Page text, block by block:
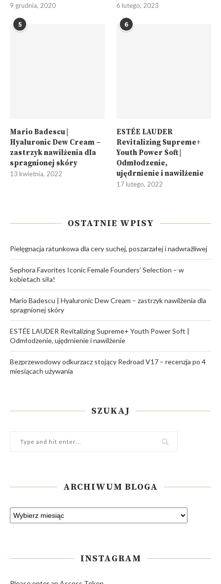
9 grudnia, 2020 6 lutego, 2023
5
Mario Badescu |
Hyaluronic Dew Cream –
zastrzyk nawilżenia dla
spragnionej skóry
13 kwietnia, 2022
6
ESTÉE LAUDER
Revitalizing Supreme+
Youth Power Soft |
Odmłodzenie,
ujędrnienie i nawilżenie
17 lutego, 2022
OSTATNIE WPISY
Pielęgnacja ratunkowa dla cery suchej, poszarzałej i nadwrażliwej
Sephora Favorites Iconic Female Founders’ Selection – w
kobietach siła!
Mario Badescu | Hyaluronic Dew Cream – zastrzyk nawilżenia dla
spragnionej skóry
ESTÉE LAUDER Revitalizing Supreme+ Youth Power Soft |
Odmłodzenie, ujędrnienie i nawilżenie
Bezprzewodowy odkurzacz stojący Redroad V17 – recenzja po 4
miesiącach używania
SZUKAJ
ARCHIWUM BLOGA
INSTAGRAM